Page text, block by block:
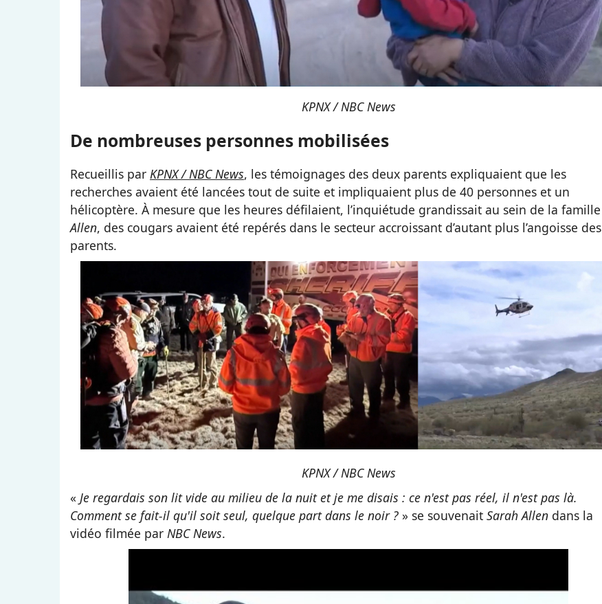
KPNX / NBC News
De nombreuses personnes mobilisées
Recueillis par KPNX / NBC News, les témoignages des deux parents expliquaient que les
recherches avaient été lancées tout de suite et impliquaient plus de 40 personnes et un
hélicoptère. À mesure que les heures défilaient, l’inquiétude grandissait au sein de la famille
Allen, des cougars avaient été repérés dans le secteur accroissant d’autant plus l’angoisse des
parents.
KPNX / NBC News
« Je regardais son lit vide au milieu de la nuit et je me disais : ce n'est pas réel, il n'est pas là.
Comment se fait-il qu'il soit seul, quelque part dans le noir ? » se souvenait Sarah Allen dans la
vidéo filmée par NBC News.